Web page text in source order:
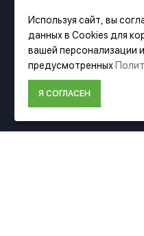
АДРЕСУ.
Фирменный магазин Festool
ИНФОРМАЦИЯ
О компании Festool
Доставка
Оплата
Используя сайт, вы
данных в Cookies для
вашей персонализации и
предусмотренных
Я СОГЛАСЕН